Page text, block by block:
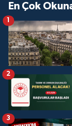
En Çok
1
2
3